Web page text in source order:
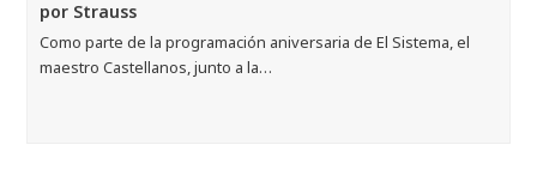
por Strauss
Como parte de la programación aniversaria de El Sistema, el
maestro Castellanos, junto a la…